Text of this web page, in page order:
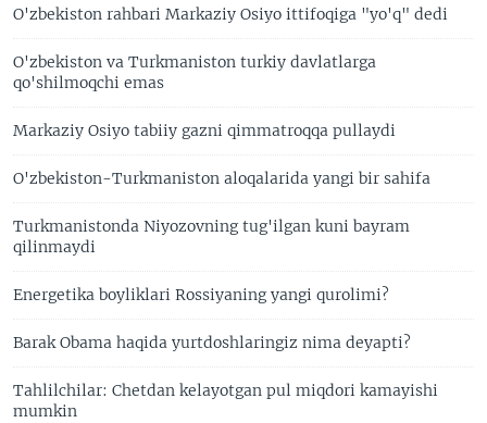
O'zbekiston rahbari Markaziy Osiyo ittifoqiga "yo'q" dedi
O'zbekiston va Turkmaniston turkiy davlatlarga
qo'shilmoqchi emas
Markaziy Osiyo tabiiy gazni qimmatroqqa pullaydi
O'zbekiston-Turkmaniston aloqalarida yangi bir sahifa
Turkmanistonda Niyozovning tug'ilgan kuni bayram
qilinmaydi
Energetika boyliklari Rossiyaning yangi qurolimi?
Barak Obama haqida yurtdoshlaringiz nima deyapti?
Tahlilchilar: Chetdan kelayotgan pul miqdori kamayishi
mumkin